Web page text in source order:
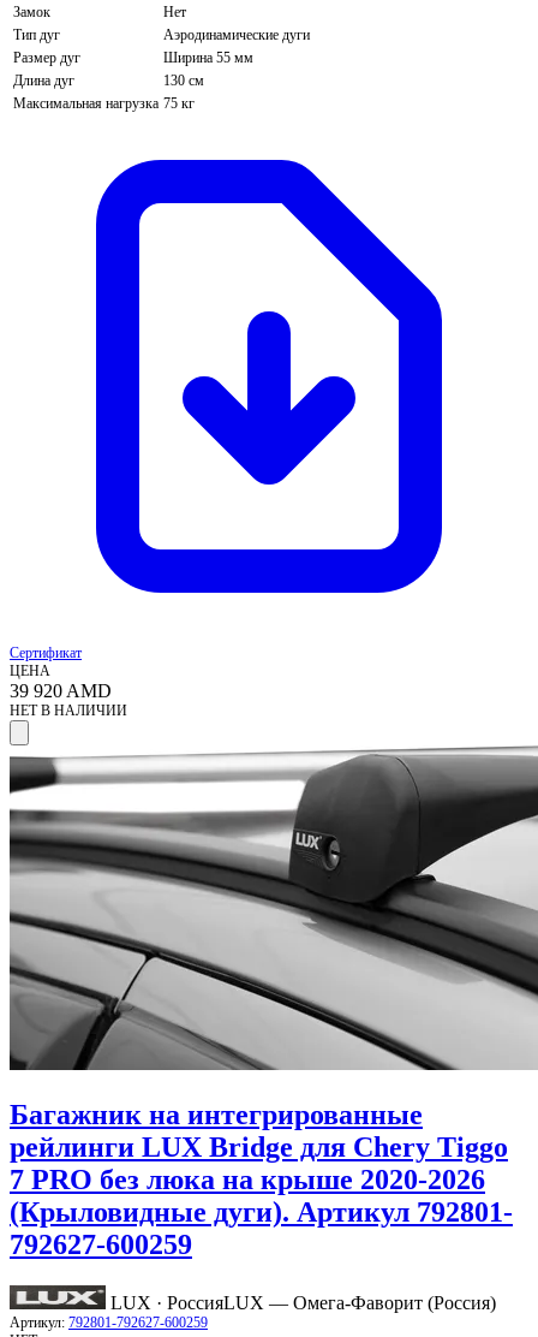
Замок
Нет
Тип дуг
Аэродинамические дуги
Размер дуг
Ширина 55 мм
Длина дуг
130 см
Максимальная нагрузка 75 кг
Сертификат
ЦЕНА
39 920 AMD
НЕТ В НАЛИЧИИ
Багажник на интегрированные
рейлинги LUX Bridge для Chery Tiggo
7 PRO без люка на крыше 2020-2026
(Крыловидные дуги). Артикул 792801-
792627-600259
LUX · РоссияLUX — Омега-Фаворит (Россия)
Артикул: 792801-792627-600259